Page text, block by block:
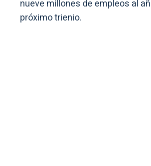
nueve millones de empleos al
próximo trienio.